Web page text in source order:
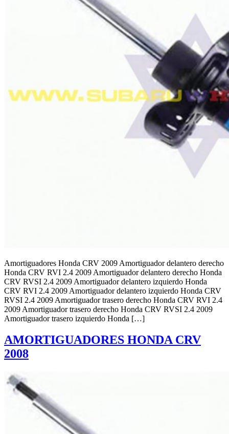
Amortiguadores Honda CRV 2009 Amortiguador delantero derecho
Honda CRV RVI 2.4 2009 Amortiguador delantero derecho Honda
CRV RVSI 2.4 2009 Amortiguador delantero izquierdo Honda
CRV RVI 2.4 2009 Amortiguador delantero izquierdo Honda CRV
RVSI 2.4 2009 Amortiguador trasero derecho Honda CRV RVI 2.4
2009 Amortiguador trasero derecho Honda CRV RVSI 2.4 2009
Amortiguador trasero izquierdo Honda […]
AMORTIGUADORES HONDA CRV
2008